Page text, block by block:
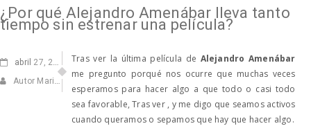
¿Por qué Alejandro Amenábar lleva tanto
tiempo sin estrenar una película?
abril 27, 2016
Autor Marisa Navarro
Tras ver la última película de Alejandro Amenábar
me pregunto porqué nos ocurre que muchas veces
esperamos para hacer algo a que todo o casi todo
sea favorable, Tras ver , y me digo que seamos activos
cuando queramos o sepamos que hay que hacer algo.